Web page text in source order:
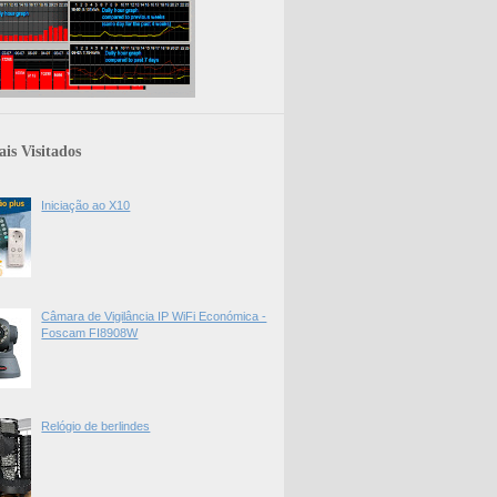
Visitados
Iniciação ao X10
Câmara de Vigilância IP WiFi Económica -
Foscam FI8908W
Relógio de berlindes